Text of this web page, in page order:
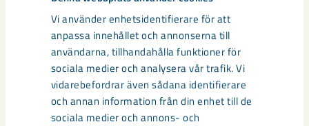
Vi använder enhetsidentifierare för att
anpassa innehållet och annonserna till
användarna, tillhandahålla funktioner för
sociala medier och analysera vår trafik. Vi
vidarebefordrar även sådana identifierare
och annan information från din enhet till de
sociala medier och annons- och
Andra artiklar